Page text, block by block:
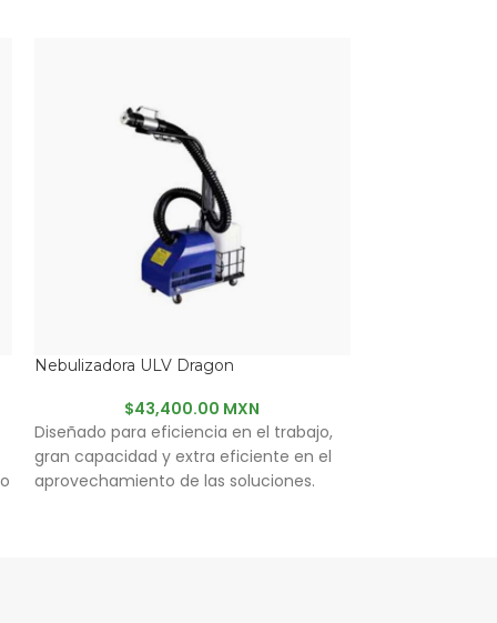
Nebulizadora ULV Dragon
$43,400.00 MXN
Diseñado para eficiencia en el trabajo,
gran capacidad y extra eficiente en el
aprovechamiento de las soluciones.